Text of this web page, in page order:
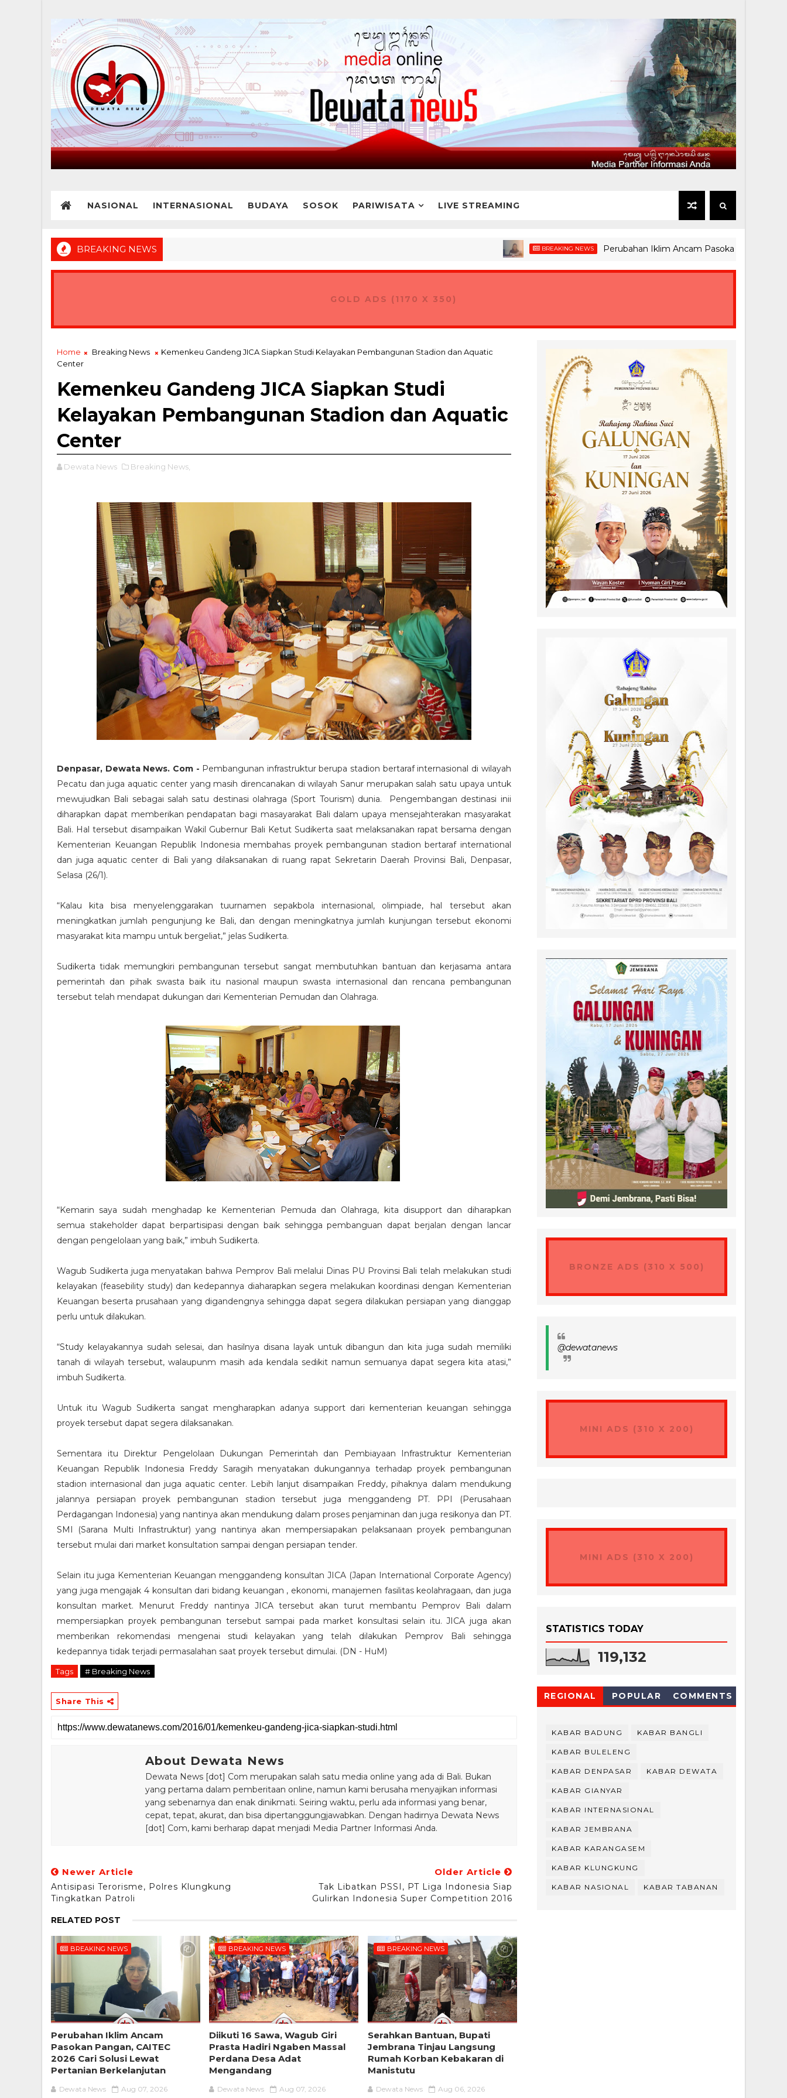
NASIONAL INTERNASIONAL BUDAYA SOSOK PARIWISATA LIVE STREAMING
BREAKING NEWS BREAKING NEWS Perubahan Iklim Ancam Pasokan Pangan, CAITEC
GOLD ADS (1170 X 350)
Home Breaking News
Kemenkeu Gandeng JICA Siapkan Studi Kelayakan Pembangunan Stadion dan Aquatic
Center
Kemenkeu Gandeng JICA Siapkan Studi
Kelayakan Pembangunan Stadion dan Aquatic
Center
Dewata News Breaking News,
Denpasar, Dewata News. Com - Pembangunan infrastruktur berupa stadion bertaraf internasional di wilayah
Pecatu dan juga aquatic center yang masih direncanakan di wilayah Sanur merupakan salah satu upaya untuk
mewujudkan Bali sebagai salah satu destinasi olahraga (Sport Tourism) dunia. Pengembangan destinasi inii
diharapkan dapat memberikan pendapatan bagi masayarakat Bali dalam upaya mensejahterakan masyarakat
Bali. Hal tersebut disampaikan Wakil Gubernur Bali Ketut Sudikerta saat melaksanakan rapat bersama dengan
Kementerian Keuangan Republik Indonesia membahas proyek pembangunan stadion bertaraf international
dan juga aquatic center di Bali yang dilaksanakan di ruang rapat Sekretarin Daerah Provinsi Bali, Denpasar,
Selasa (26/1).
“Kalau kita bisa menyelenggarakan tuurnamen sepakbola internasional, olimpiade, hal tersebut akan
meningkatkan jumlah pengunjung ke Bali, dan dengan meningkatnya jumlah kunjungan tersebut ekonomi
masyarakat kita mampu untuk bergeliat,” jelas Sudikerta.
Sudikerta tidak memungkiri pembangunan tersebut sangat membutuhkan bantuan dan kerjasama antara
pemerintah dan pihak swasta baik itu nasional maupun swasta internasional dan rencana pembangunan
tersebut telah mendapat dukungan dari Kementerian Pemudan dan Olahraga.
“Kemarin saya sudah menghadap ke Kementerian Pemuda dan Olahraga, kita disupport dan diharapkan
semua stakeholder dapat berpartisipasi dengan baik sehingga pembanguan dapat berjalan dengan lancar
dengan pengelolaan yang baik,” imbuh Sudikerta.
Wagub Sudikerta juga menyatakan bahwa Pemprov Bali melalui Dinas PU Provinsi Bali telah melakukan studi
kelayakan (feasebility study) dan kedepannya diaharapkan segera melakukan koordinasi dengan Kementerian
Keuangan beserta prusahaan yang digandengnya sehingga dapat segera dilakukan persiapan yang dianggap
perlu untuk dilakukan.
“Study kelayakannya sudah selesai, dan hasilnya disana layak untuk dibangun dan kita juga sudah memiliki
tanah di wilayah tersebut, walaupunm masih ada kendala sedikit namun semuanya dapat segera kita atasi,”
imbuh Sudikerta.
Untuk itu Wagub Sudikerta sangat mengharapkan adanya support dari kementerian keuangan sehingga
proyek tersebut dapat segera dilaksanakan.
Sementara itu Direktur Pengelolaan Dukungan Pemerintah dan Pembiayaan Infrastruktur Kementerian
Keuangan Republik Indonesia Freddy Saragih menyatakan dukungannya terhadap proyek pembangunan
stadion internasional dan juga aquatic center. Lebih lanjut disampaikan Freddy, pihaknya dalam mendukung
jalannya persiapan proyek pembangunan stadion tersebut juga menggandeng PT. PPI (Perusahaan
Perdagangan Indonesia) yang nantinya akan mendukung dalam proses penjaminan dan juga resikonya dan PT.
SMI (Sarana Multi Infrastruktur) yang nantinya akan mempersiapakan pelaksanaan proyek pembangunan
tersebut mulai dari market konsultation sampai dengan persiapan tender.
Selain itu juga Kementerian Keuangan menggandeng konsultan JICA (Japan International Corporate Agency)
yang juga mengajak 4 konsultan dari bidang keuangan , ekonomi, manajemen fasilitas keolahragaan, dan juga
konsultan market. Menurut Freddy nantinya JICA tersebut akan turut membantu Pemprov Bali dalam
mempersiapkan proyek pembangunan tersebut sampai pada market konsultasi selain itu. JICA juga akan
memberikan rekomendasi mengenai studi kelayakan yang telah dilakukan Pemprov Bali sehingga
kedepannya tidak terjadi permasalahan saat proyek tersebut dimulai. (DN - HuM)
Tags # Breaking News
Share This
About Dewata News
Dewata News [dot] Com merupakan salah satu media online yang ada di Bali. Bukan
yang pertama dalam pemberitaan online, namun kami berusaha menyajikan informasi
yang sebenarnya dan enak dinikmati. Seiring waktu, perlu ada informasi yang benar,
cepat, tepat, akurat, dan bisa dipertanggungjawabkan. Dengan hadirnya Dewata News
[dot] Com, kami berharap dapat menjadi Media Partner Informasi Anda.
Newer Article
Antisipasi Terorisme, Polres Klungkung
Tingkatkan Patroli
Older Article
Tak Libatkan PSSI, PT Liga Indonesia Siap
Gulirkan Indonesia Super Competition 2016
RELATED POST
BREAKING NEWS
Perubahan Iklim Ancam
Pasokan Pangan, CAITEC
2026 Cari Solusi Lewat
Pertanian Berkelanjutan
Dewata News Aug 07, 2026
BREAKING NEWS
Diikuti 16 Sawa, Wagub Giri
Prasta Hadiri Ngaben Massal
Perdana Desa Adat
Mengandang
Dewata News Aug 07, 2026
BREAKING NEWS
Serahkan Bantuan, Bupati
Jembrana Tinjau Langsung
Rumah Korban Kebakaran di
Manistutu
Dewata News Aug 06, 2026
BRONZE ADS (310 X 500)
@dewatanews
MINI ADS (310 X 200)
MINI ADS (310 X 200)
STATISTICS TODAY
119,132
REGIONAL POPULAR COMMENTS
KABAR BADUNG KABAR BANGLI
KABAR BULELENG
KABAR DENPASAR KABAR DEWATA
KABAR GIANYAR
KABAR INTERNASIONAL
KABAR JEMBRANA
KABAR KARANGASEM
KABAR KLUNGKUNG
KABAR NASIONAL KABAR TABANAN